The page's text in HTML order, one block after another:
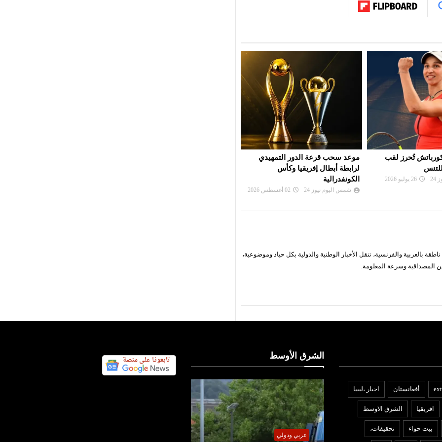
الدور التمهيدي
وكأس
بي أس جي يزاحم ريال مدريد في
صفقة ديوماندي
شمس اليوم نيوز 24
بالعربية والفرنسية، تنقل الأخبار الوطنية والدولية بكل حياد وموضوعية،
المصداقية وسرعة المعلومة.
أفغانستان اخبار ،ليبيا
افريقيا الشرق الاوسط
بيت حواء تحقيقات،
الشرق الأوسط
عربي ودولي
عربي ودولي